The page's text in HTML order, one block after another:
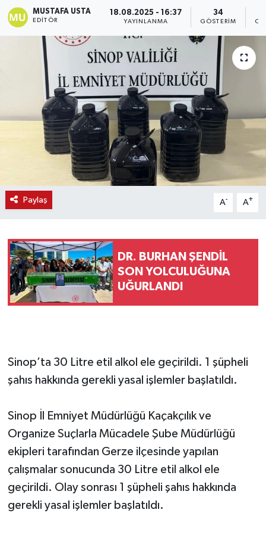
MUSTAFA USTA
EDITÖR
18.08.2025 - 16:37
YAYINLANMA
34
GÖSTERIM
Paylaş A- A+
DR. BURHAN ŞENDİL
SON YOLCULUĞUNA
UĞURLANDI
Sinop’ta 3️0 Litre etil alkol ele geçirildi. 1 şüpheli
şahıs hakkında gerekli yasal işlemler başlatıldı.
Sinop İl Emniyet Müdürlüğü Kaçakçılık ve
Organize Suçlarla Mücadele Şube Müdürlüğü
ekipleri tarafından Gerze ilçesinde yapılan
çalışmalar sonucunda 3️0 Litre etil alkol ele
geçirildi. Olay sonrası 1 şüpheli şahıs hakkında
gerekli yasal işlemler başlatıldı.